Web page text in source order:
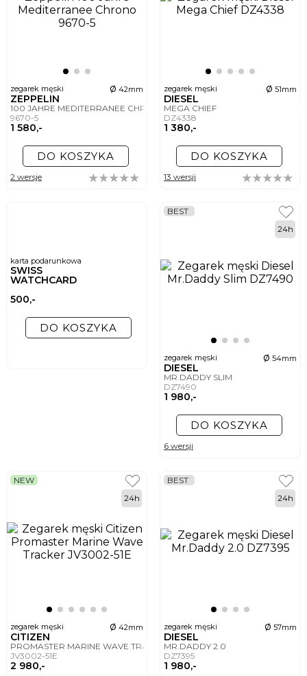
zegarek męski ø 42mm
ZEPPELIN
100 JAHRE MEDITERRANEE CHRONO
9670-5
1 580,-
DO KOSZYKA
2 wersje
zegarek męski ø 51mm
DIESEL
MEGA CHIEF
DZ4338
1 380,-
DO KOSZYKA
13 wersji
karta podarunkowa
SWISS
WATCHCARD
500,-
DO KOSZYKA
zegarek męski ø 54mm
DIESEL
MR.DADDY SLIM
DZ7490
1 980,-
BEST
24h
DO KOSZYKA
6 wersji
zegarek męski ø 42mm
CITIZEN
PROMASTER MARINE WAVE TRACKER
JV3002-51E
2 980,-
NEW
24h
zegarek męski ø 57mm
DIESEL
MR.DADDY 2.0
DZ7395
1 980,-
BEST
24h